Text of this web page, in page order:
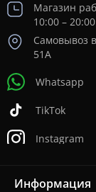
Магазин
10:00 – 20:00
Самовывоз
51А
Whatsapp
TikTok
Instagram
Информация